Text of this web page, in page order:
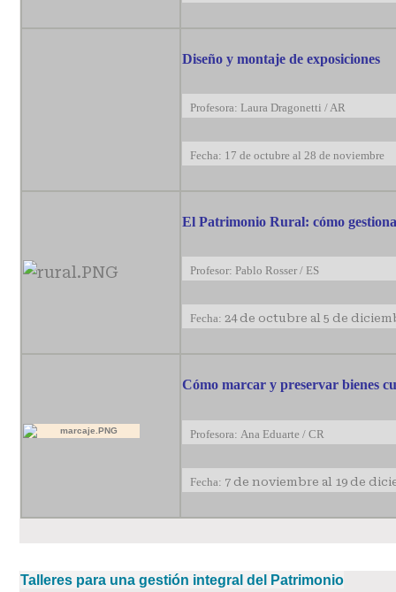
Diseño y montaje de exposiciones
Profesora: Laura Dragonetti / AR
Fecha: 17 de octubre al 28 de noviembre
El Patrimonio Rural: cómo
Profesor: Pablo Rosser / ES
Fecha: 24 de octubre al 5 de
Cómo marcar y preservar bienes
Profesora: Ana Eduarte / CR
Fecha: 7 de noviembre al 19 de
Talleres para una gestión integral del Patrimonio